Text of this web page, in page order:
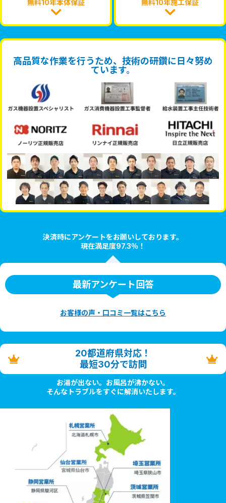
無料10年本体保証 無料10年施工保証
高品質な作業を行うため、技術の研鑽に日々努め
ています。
決済時にアンケートをお願いしております。
現在満足度97.3％！
最新アンケート回答
お客様の声・口コミ一覧はこちら
20都道府県対応！
最短30分で訪問
お湯が出ない。お風呂が沸かない。
そんなトラブルをすぐに解消いたします。